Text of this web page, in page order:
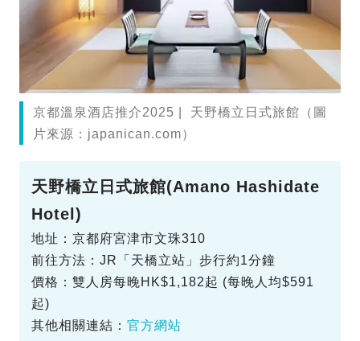
京都溫泉酒店推介2025 | 天野橋立日式旅館（圖
片來源：japanican.com）
天野橋立日式旅館(Amano Hashidate
Hotel)
地址：京都府宮津市文珠310
前往方法：JR「天橋立站」步行約1分鐘
價格：雙人房每晚HK$1,182起 (每晚人均$591
起)
其他相關連結： 官方網站